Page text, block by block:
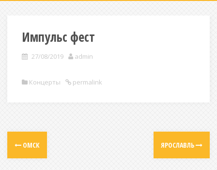
Импульс фест
27/08/2019 admin
Концерты permalink
ОМСК ЯРОСЛАВЛЬ